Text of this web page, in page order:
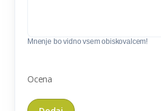
Mnenje bo vidno vsem obiskovalcem!
Ocena